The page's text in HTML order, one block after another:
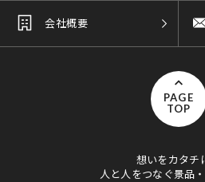
会社概要
PAGE
TOP
想いをカタチ
人と人をつなぐ景品